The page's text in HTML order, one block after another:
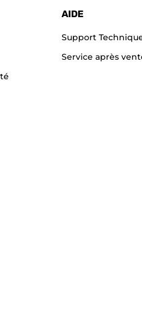
AIDE
Support
Service après